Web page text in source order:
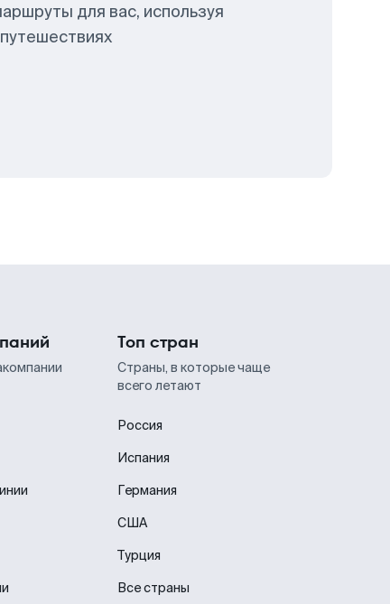
для вас, используя
Топ стран
Страны, в которые чаще
всего летают
Россия
Испания
Германия
США
Турция
Все страны